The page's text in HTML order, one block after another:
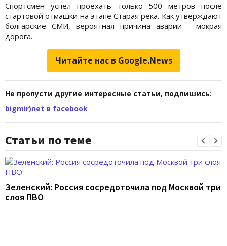
Спортсмен успел проехать только 500 метров после
стартовой отмашки на этапе Старая река. Как утверждают
болгарские СМИ, вероятная причина аварии - мокрая
дорога.
Читайте нас в Google.News
Не пропусти другие интересные статьи, подпишись:
bigmir)net в facebook
Статьи по теме
Зеленский: Россия сосредоточила под Москвой три
слоя ПВО